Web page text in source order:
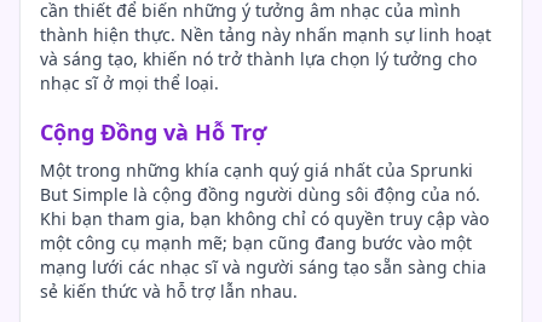
cần thiết để biến những ý tưởng âm nhạc của mình
thành hiện thực. Nền tảng này nhấn mạnh sự linh hoạt
và sáng tạo, khiến nó trở thành lựa chọn lý tưởng cho
nhạc sĩ ở mọi thể loại.
Cộng Đồng và Hỗ Trợ
Một trong những khía cạnh quý giá nhất của Sprunki
But Simple là cộng đồng người dùng sôi động của nó.
Khi bạn tham gia, bạn không chỉ có quyền truy cập vào
một công cụ mạnh mẽ; bạn cũng đang bước vào một
mạng lưới các nhạc sĩ và người sáng tạo sẵn sàng chia
sẻ kiến thức và hỗ trợ lẫn nhau.